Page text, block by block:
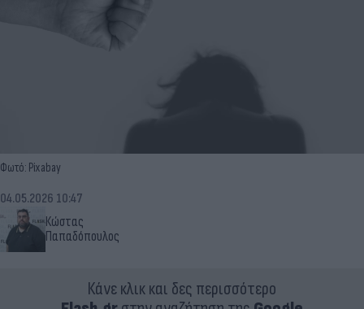
Φωτό: Pixabay
Κώστας
Παπαδόπουλος
04.05.2026 10:47
Κάνε κλικ και δες περισσότερο